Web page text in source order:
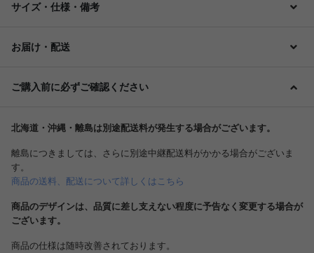
サイズ・仕様・備考
お届け・配送
ご購入前に必ずご確認ください
北海道・沖縄・離島は別途配送料が発生する場合がございます。
離島につきましては、さらに別途中継配送料がかかる場合がございま
す。
商品の送料、配送について詳しくはこちら
商品のデザインは、品質に差し支えない程度に予告なく変更する場合が
ございます。
商品の仕様は随時改善されております。